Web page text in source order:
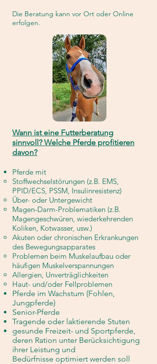
Die Beratung kann vor Ort oder Online
erfolgen.
Wann ist eine Futterberatung
sinnvoll? Welche Pferde profitieren
davon?
Pferde mit
Stoffwechselstörungen (z.B. EMS,
PPID/ECS, PSSM, Insulinresistenz)
Über- oder Untergewicht
Magen-Darm-Problematiken (z.B.
Magengeschwüren, wiederkehrenden
Koliken, Kotwasser, usw.)
Akuten oder chronischen Erkrankungen
des Bewegungsapparates
Problemen beim Muskelaufbau oder
häufigen Muskelverspannungen
Allergien, Unverträglichkeiten
Haut- und/oder Fellproblemen
Pferde im Wachstum (Fohlen,
Jungpferde)
Senior-Pferde
Tragende oder laktierende Stuten
gesunde Freizeit- und Sportpferde,
deren Ration unter Berücksichtigung
ihrer Leistung und
Bedürfnisse optimiert werden soll